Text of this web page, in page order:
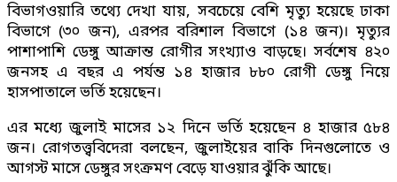
বিভাগওয়ারি তথ্যে দেখা যায়, সবচেয়ে বেশি মৃত্যু হয়েছে ঢাকা
বিভাগে (৩০ জন), এরপর বরিশাল বিভাগে (১৪ জন)। মৃত্যুর
পাশাপাশি ডেঙ্গু আক্রান্ত রোগীর সংখ্যাও বাড়ছে। সর্বশেষ ৪২০
জনসহ এ বছর এ পর্যন্ত ১৪ হাজার ৮৮০ রোগী ডেঙ্গু নিয়ে
হাসপাতালে ভর্তি হয়েছেন।
এর মধ্যে জুলাই মাসের ১২ দিনে ভর্তি হয়েছেন ৪ হাজার ৫৮৪
জন। রোগতত্ত্ববিদেরা বলছেন, জুলাইয়ের বাকি দিনগুলোতে ও
আগস্ট মাসে ডেঙ্গুর সংক্রমণ বেড়ে যাওয়ার ঝুঁকি আছে।